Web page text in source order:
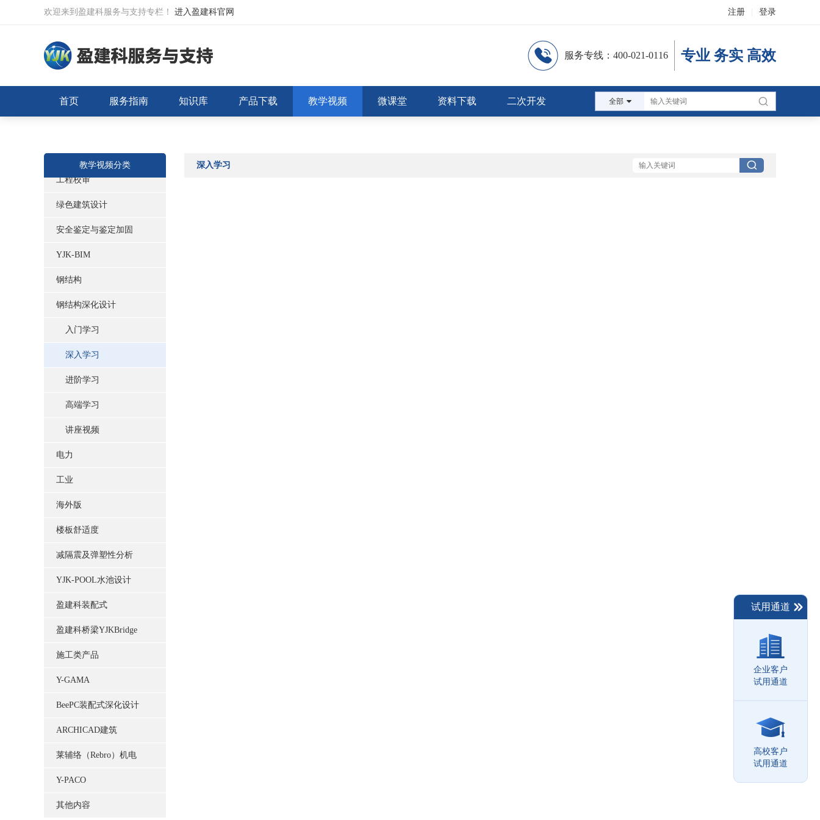
欢迎来到盈建科服务与支持专栏！ 进入盈建科官网 注册 登录
服务专线：400-021-0116 专业 务实 高效
首页 服务指南 知识库 产品下载 教学视频 微课堂 资料下载 二次开发 全部
教学视频分类
盈建科上部结构计算
盈建科施工图
工程校审
绿色建筑设计
安全鉴定与鉴定加固
YJK-BIM
钢结构
钢结构深化设计
入门学习
深入学习
进阶学习
高端学习
讲座视频
电力
工业
海外版
楼板舒适度
减隔震及弹塑性分析
YJK-POOL水池设计
盈建科装配式
盈建科桥梁YJKBridge
施工类产品
Y-GAMA
BeePC装配式深化设计
ARCHICAD建筑
莱辅络（Rebro）机电
Y-PACO
其他内容
深入学习
试用通道
企业客户
试用通道
高校客户
试用通道